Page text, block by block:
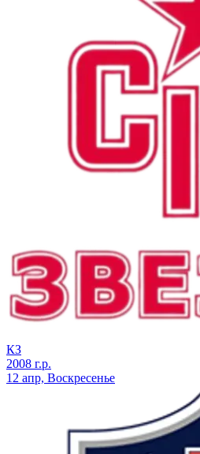
КЗ
2008 г.р.
12 апр, Воскресенье